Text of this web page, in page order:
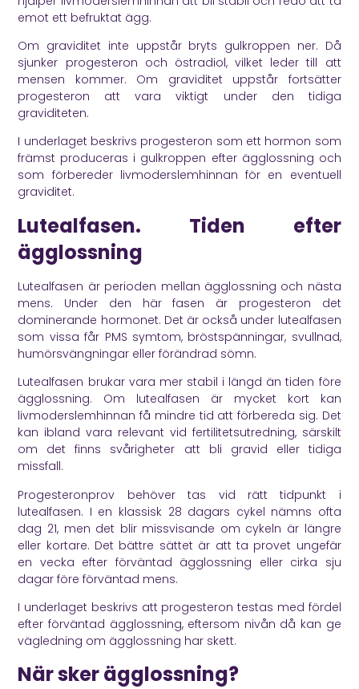
emot ett befruktat ägg.
Om graviditet inte uppstår bryts gulkroppen ner. Då
sjunker progesteron och östradiol, vilket leder till att
mensen kommer. Om graviditet uppstår fortsätter
progesteron att vara viktigt under den tidiga
graviditeten.
I underlaget beskrivs progesteron som ett hormon som
främst produceras i gulkroppen efter ägglossning och
som förbereder livmoderslemhinnan för en eventuell
graviditet.
Lutealfasen. Tiden efter
ägglossning
Lutealfasen är perioden mellan ägglossning och nästa
mens. Under den här fasen är progesteron det
dominerande hormonet. Det är också under lutealfasen
som vissa får PMS symtom, bröstspänningar, svullnad,
humörsvängningar eller förändrad sömn.
Lutealfasen brukar vara mer stabil i längd än tiden före
ägglossning. Om lutealfasen är mycket kort kan
livmoderslemhinnan få mindre tid att förbereda sig. Det
kan ibland vara relevant vid fertilitetsutredning, särskilt
om det finns svårigheter att bli gravid eller tidiga
missfall.
Progesteronprov behöver tas vid rätt tidpunkt i
lutealfasen. I en klassisk 28 dagars cykel nämns ofta
dag 21, men det blir missvisande om cykeln är längre
eller kortare. Det bättre sättet är att ta provet ungefär
en vecka efter förväntad ägglossning eller cirka sju
dagar före förväntad mens.
I underlaget beskrivs att progesteron testas med fördel
efter förväntad ägglossning, eftersom nivån då kan ge
vägledning om ägglossning har skett.
När sker ägglossning?